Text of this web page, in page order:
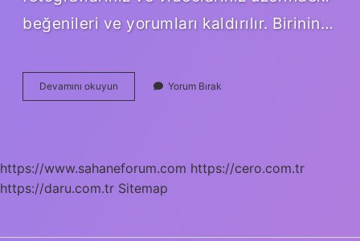
beğenileri ve yorumları kaldırılır. Birinin…
Devamını okuyun Instagram
Engeli
Mı
Yorum Bırak
https://www.sahaneforum.com https://cero.com.tr
https://daru.com.tr Sitemap